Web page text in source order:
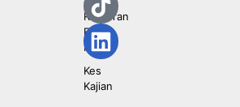
Restoran
Fast
Food
Kes
Kajian